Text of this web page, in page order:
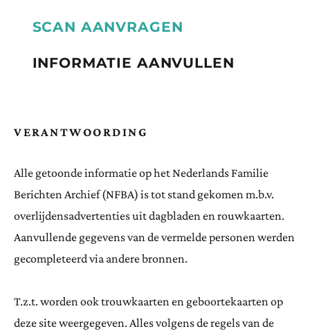
SCAN AANVRAGEN
INFORMATIE AANVULLEN
VERANTWOORDING
Alle getoonde informatie op het Nederlands Familie
Berichten Archief (NFBA) is tot stand gekomen m.b.v.
overlijdensadvertenties uit dagbladen en rouwkaarten.
Aanvullende gegevens van de vermelde personen werden
gecompleteerd via andere bronnen.
T.z.t. worden ook trouwkaarten en geboortekaarten op
deze site weergegeven. Alles volgens de regels van de